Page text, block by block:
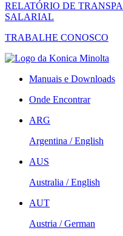
RELATÓRIO DE
SALARIAL
TRABALHE CONOSCO
Manuais e Downloads
Onde Encontrar
ARG
Argentina / English
AUS
Australia / English
AUT
Austria / German